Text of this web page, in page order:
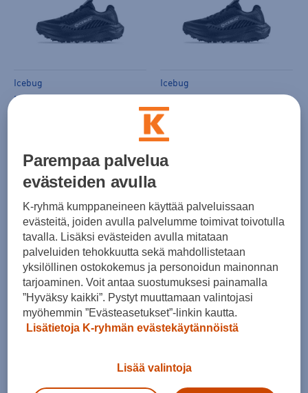
Icebug
Icebug
Myr W BUGrip - nastajuoksukengät
164,00 €
Icebug
Myr M BUGrip - nastajuoksukengät
(0)
164,00 €
Icebug
(0)
219,00 €
Parempaa palvelua
evästeiden avulla
K-ryhmä kumppaneineen käyttää palveluissaan
evästeitä, joiden avulla palvelumme toimivat toivotulla
tavalla. Lisäksi evästeiden avulla mitataan
palveluiden tehokkuutta sekä mahdollistetaan
yksilöllinen ostokokemus ja personoidun mainonnan
tarjoaminen. Voit antaa suostumuksesi painamalla
”Hyväksy kaikki”. Pystyt muuttamaan valintojasi
myöhemmin ”Evästeasetukset”-linkin kautta.
Lisätietoja K-ryhmän evästekäytännöistä
Lisää valintoja